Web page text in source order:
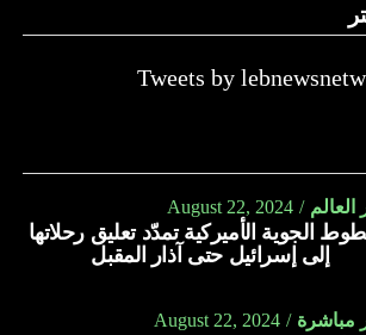
Tweets by
العالم August 22, 2024
الجوية الأميركية تمدّد تعليق رحلاتها
إلى إسرائيل حتى آذار المقبل
مباشرة August 22, 2024